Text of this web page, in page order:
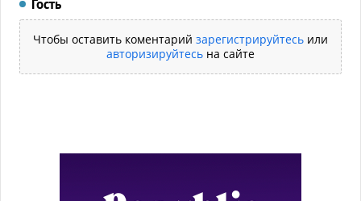
Гость
Чтобы оставить коментарий зарегистрируйтесь или
авторизируйтесь на сайте